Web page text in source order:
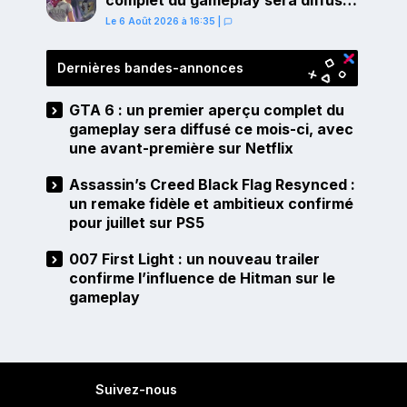
ce mois-ci, avec une avant-
Le 6 Août 2026 à 16:35
Dernières bandes-annonces
GTA 6 : un premier aperçu complet du
gameplay sera diffusé ce mois-ci, avec
une avant-première sur Netflix
Assassin’s Creed Black Flag Resynced :
un remake fidèle et ambitieux confirmé
pour juillet sur PS5
007 First Light : un nouveau trailer
confirme l’influence de Hitman sur le
gameplay
Suivez-nous